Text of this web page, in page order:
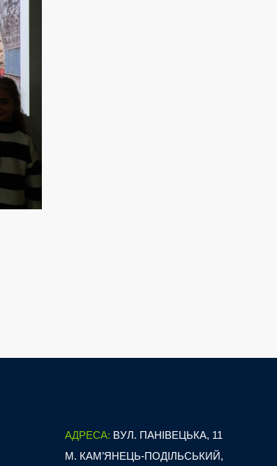
АДРЕСА: ВУЛ. ПАНІВЕЦЬКА, 11
М. КАМ’ЯНЕЦЬ-ПОДІЛЬСЬКИЙ,